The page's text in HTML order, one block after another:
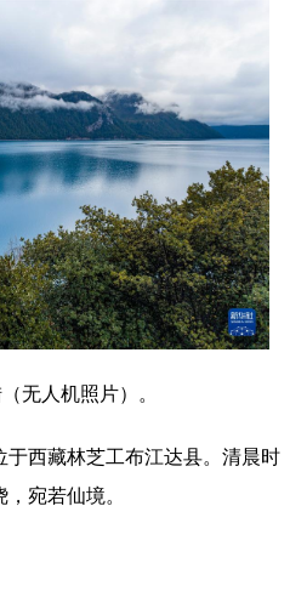
量子 体育
健康 军事
图片 政务
金融 汽车
信息化 数字经济
银龄 溯源中国
人机照片）。
西藏林芝工布江达县。清晨时
宛若仙境。